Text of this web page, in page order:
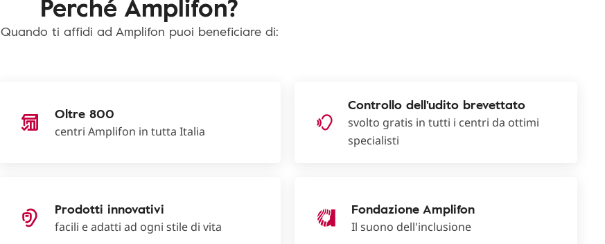
Quando ti affidi ad Amplifon puoi beneficiare di:
Oltre 800
centri Amplifon in tutta Italia
Controllo dell'udito brevettato
svolto gratis in tutti i centri da ottimi
specialisti
Prodotti innovativi
facili e adatti ad ogni stile di vita
Fondazione Amplifon
Il suono dell'inclusione